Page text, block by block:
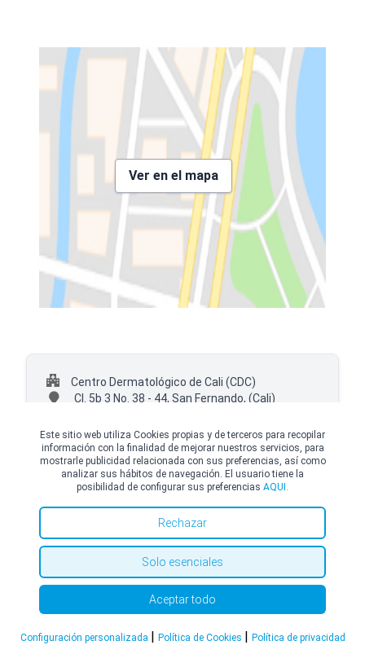
Ver en el mapa
Centro Dermatológico de Cali (CDC)
Cl. 5b 3 No. 38 - 44, San Fernando, (Cali)
© Copyright Top Doctors 2026. All Right Reserved. Designed and Developed by
Top Doctors |Términos y condiciones|Política de Cookies|Política de privacidad
Este sitio web utiliza Cookies propias y de terceros para recopilar
información con la finalidad de mejorar nuestros servicios, para
mostrarle publicidad relacionada con sus preferencias, así como
analizar sus hábitos de navegación. El usuario tiene la
posibilidad de configurar sus preferencias AQUI.
Rechazar
Solo esenciales
Aceptar todo
Configuración personalizada | Política de Cookies | Política de privacidad